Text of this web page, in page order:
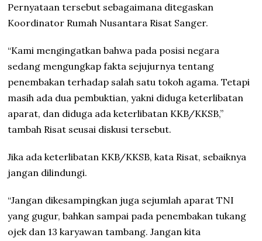
Pernyataan tersebut sebagaimana ditegaskan
Koordinator Rumah Nusantara Risat Sanger.
“Kami mengingatkan bahwa pada posisi negara
sedang mengungkap fakta sejujurnya tentang
penembakan terhadap salah satu tokoh agama. Tetapi
masih ada dua pembuktian, yakni diduga keterlibatan
aparat, dan diduga ada keterlibatan KKB/KKSB,”
tambah Risat seusai diskusi tersebut.
Jika ada keterlibatan KKB/KKSB, kata Risat, sebaiknya
jangan dilindungi.
“Jangan dikesampingkan juga sejumlah aparat TNI
yang gugur, bahkan sampai pada penembakan tukang
ojek dan 13 karyawan tambang. Jangan kita